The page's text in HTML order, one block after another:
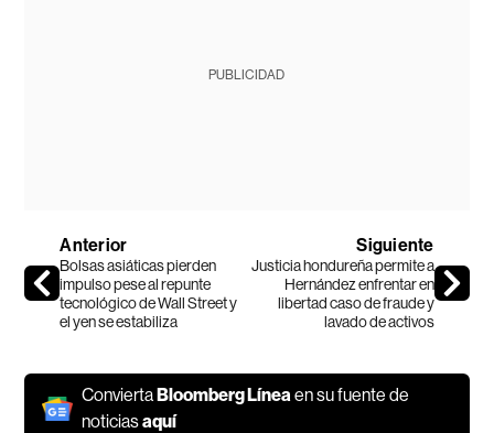
PUBLICIDAD
Anterior
Bolsas asiáticas pierden
impulso pese al repunte
tecnológico de Wall Street y
el yen se estabiliza
Siguiente
Justicia hondureña permite a
Hernández enfrentar en
libertad caso de fraude y
lavado de activos
ConviertaBloomberg Líneaen su fuente de
noticiasaquí